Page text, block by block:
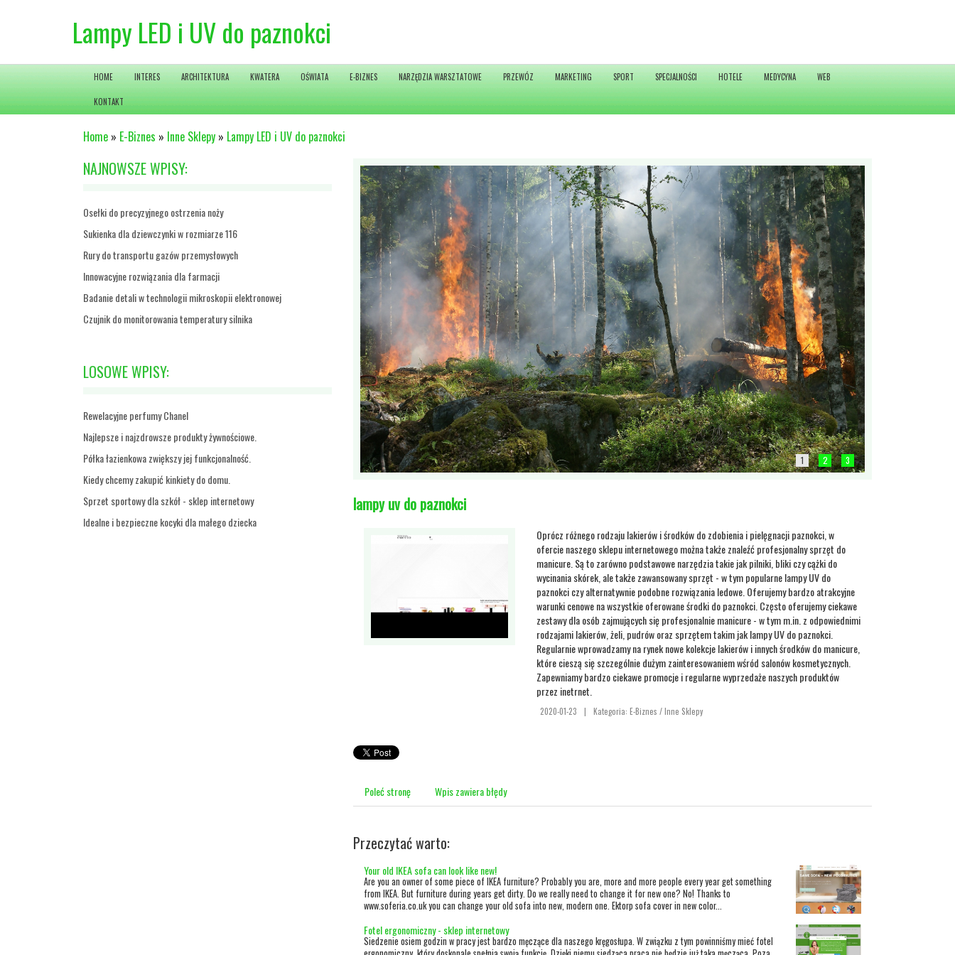
Lampy LED i UV do paznokci
HOME INTERES ARCHITEKTURA KWATERA OŚWIATA E-BIZNES NARZĘDZIA WARSZTATOWE PRZEWÓZ MARKETING SPORT SPECJALNOŚCI HOTELE MEDYCYNA WEB
KONTAKT
Home » E-Biznes » Inne Sklepy » Lampy LED i UV do paznokci
NAJNOWSZE WPISY:
Osełki do precyzyjnego ostrzenia noży
Sukienka dla dziewczynki w rozmiarze 116
Rury do transportu gazów przemysłowych
Innowacyjne rozwiązania dla farmacji
Badanie detali w technologii mikroskopii elektronowej
Czujnik do monitorowania temperatury silnika
LOSOWE WPISY:
Rewelacyjne perfumy Chanel
Najlepsze i najzdrowsze produkty żywnościowe.
Półka łazienkowa zwiększy jej funkcjonalność.
Kiedy chcemy zakupić kinkiety do domu.
Sprzet sportowy dla szkół - sklep internetowy
Idealne i bezpieczne kocyki dla małego dziecka
1 2 3
lampy uv do paznokci
Oprócz różnego rodzaju lakierów i środków do zdobienia i pielęgnacji paznokci, w
ofercie naszego sklepu internetowego można także znaleźć profesjonalny sprzęt do
manicure. Są to zarówno podstawowe narzędzia takie jak pilniki, bliki czy cążki do
wycinania skórek, ale także zawansowany sprzęt - w tym popularne lampy UV do
paznokci czy alternatywnie podobne rozwiązania ledowe. Oferujemy bardzo atrakcyjne
warunki cenowe na wszystkie oferowane środki do paznokci. Często oferujemy ciekawe
zestawy dla osób zajmujących się profesjonalnie manicure - w tym m.in. z odpowiednimi
rodzajami lakierów, żeli, pudrów oraz sprzętem takim jak lampy UV do paznokci.
Regularnie wprowadzamy na rynek nowe kolekcje lakierów i innych środków do manicure,
które cieszą się szczególnie dużym zainteresowaniem wśród salonów kosmetycznych.
Zapewniamy bardzo ciekawe promocje i regularne wyprzedaże naszych produktów
przez inetrnet.
2020-01-23 | Kategoria: E-Biznes / Inne Sklepy
Poleć stronę Wpis zawiera błędy
Przeczytać warto:
Your old IKEA sofa can look like new!
Are you an owner of some piece of IKEA furniture? Probably you are, more and more people every year get something
from IKEA. But furniture during years get dirty. Do we really need to change it for new one? No! Thanks to
www.soferia.co.uk you can change your old sofa into new, modern one. Ektorp sofa cover in new color...
Fotel ergonomiczny - sklep internetowy
Siedzenie osiem godzin w pracy jest bardzo męczące dla naszego kręgosłupa. W związku z tym powinniśmy mieć fotel